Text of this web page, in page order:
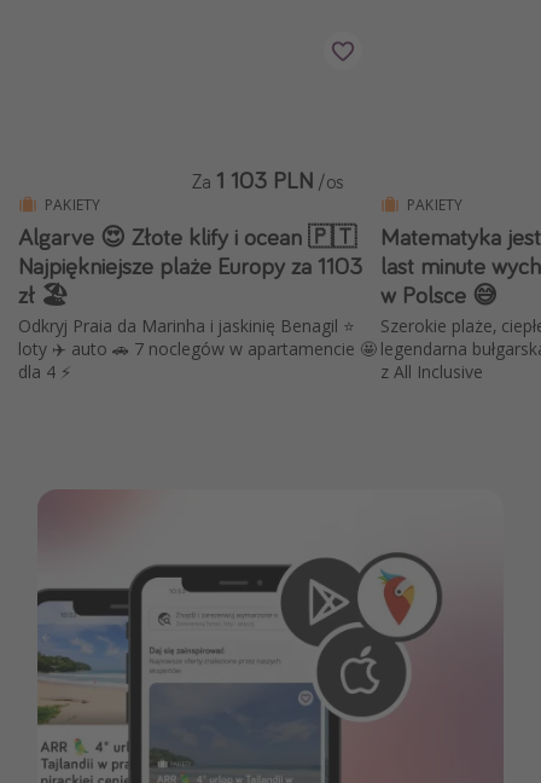
PAKIETY
Algarve 😍 Złote klify i ocean 🇵🇹
Najpiękniejsze plaże Europy za 1103
zł 🏖️
Odkryj Praia da Marinha i jaskinię Benagil ⭐
loty ✈️ auto 🚗 7 noclegów w apartamencie 🤩
dla 4 ⚡️
Za 1 103 PLN /os
PAKIETY
Matematyka
last minute
w Polsce 😅
Szerokie plaże,
legendarna
z All Inclusive